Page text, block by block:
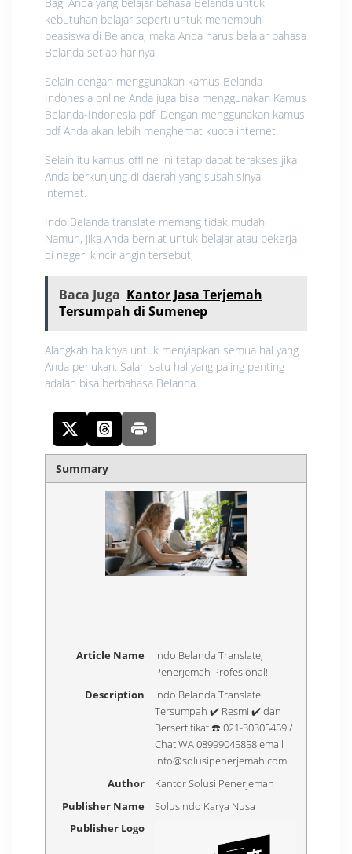
Bagi Anda yang belajar bahasa Belanda untuk
kebutuhan belajar seperti untuk menempuh
beasiswa di Belanda, maka Anda harus belajar bahasa
Belanda setiap harinya.
Selain dengan menggunakan kamus Belanda
Indonesia online Anda juga bisa menggunakan Kamus
Belanda-Indonesia pdf. Dengan menggunakan kamus
pdf Anda akan lebih menghemat kuota internet.
Selain itu kamus offline ini tetap dapat terakses jika
Anda berkunjung di daerah yang susah sinyal
internet.
Indo Belanda translate memang tidak mudah.
Namun, jika Anda berniat untuk belajar atau bekerja
di negeri kincir angin tersebut,
Baca Juga Kantor Jasa Terjemah
Tersumpah di Sumenep
Alangkah baiknya untuk menyiapkan semua hal yang
Anda perlukan. Salah satu hal yang paling penting
adalah bisa berbahasa Belanda.
Summary
Article Name
Indo Belanda Translate,
Penerjemah Profesional!
Description
Indo Belanda Translate
Tersumpah ✔️ Resmi ✔️ dan
Bersertifikat ☎️ 021-30305459 /
Chat WA 08999045858 email
info@solusipenerjemah.com
Author
Kantor Solusi Penerjemah
Publisher Name
Solusindo Karya Nusa
Publisher Logo